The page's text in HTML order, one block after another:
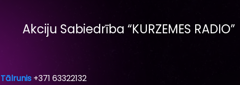
Akciju Sabiedrība “KURZEMES RADIO”
Tālrunis +371 63322132